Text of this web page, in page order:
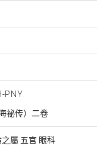
PNY
祕传）二卷
屬 五官 眼科